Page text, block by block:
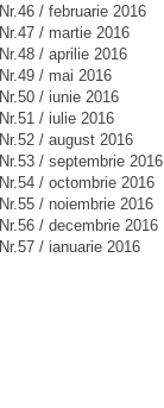
Nr.46 / februarie 2016
Nr.47 / martie 2016
Nr.48 / aprilie 2016
Nr.49 / mai 2016
Nr.50 / iunie 2016
Nr.51 / iulie 2016
Nr.52 / august 2016
Nr.53 / septembrie 2016
Nr.54 / octombrie 2016
Nr.55 / noiembrie 2016
Nr.56 / decembrie 2016
Nr.57 / ianuarie 2016